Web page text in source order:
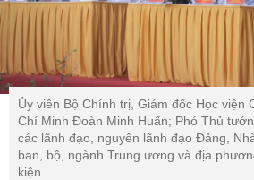
Ủy viên Bộ Chính trị, Giám đốc Học viện
Chí Minh Đoàn Minh Huấn; Phó Thủ
các lãnh đạo, nguyên lãnh đạo Đảng,
ban, bộ, ngành Trung ương và địa
kiện.